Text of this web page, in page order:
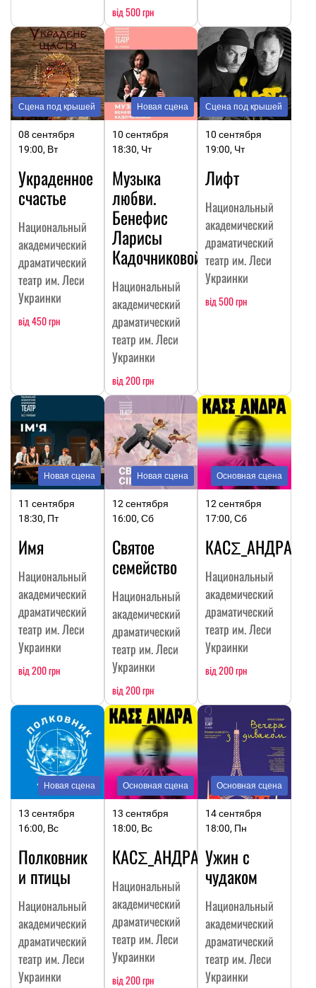
від 500 грн
Сцена под крышей
08 сентября
19:00, Вт
Украденное
счастье
Национальный
академический
драматический
театр им. Леси
Украинки
від 450 грн
Новая сцена
10 сентября
18:30, Чт
Музыка
любви.
Бенефис
Ларисы
Кадочниковой
Национальный
академический
драматический
театр им. Леси
Украинки
від 200 грн
Сцена под крышей
10 сентября
19:00, Чт
Лифт
Национальный
академический
драматический
театр им. Леси
Украинки
від 500 грн
Новая сцена
11 сентября
18:30, Пт
Имя
Национальный
академический
драматический
театр им. Леси
Украинки
від 200 грн
Новая сцена
12 сентября
16:00, Сб
Святое
семейство
Национальный
академический
драматический
театр им. Леси
Украинки
від 200 грн
Основная сцена
12 сентября
17:00, Сб
КАСΣ_АНДРА
Национальный
академический
драматический
театр им. Леси
Украинки
від 200 грн
Новая сцена
13 сентября
16:00, Вс
Полковник
и птицы
Национальный
академический
драматический
театр им. Леси
Украинки
Основная сцена
13 сентября
18:00, Вс
КАСΣ_АНДРА
Национальный
академический
драматический
театр им. Леси
Украинки
від 200 грн
Основная сцена
14 сентября
18:00, Пн
Ужин с
чудаком
Национальный
академический
драматический
театр им. Леси
Украинки